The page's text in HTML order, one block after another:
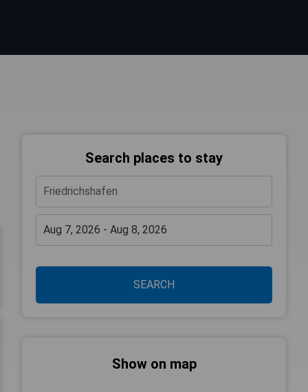
Search places to stay
SEARCH
Show on map